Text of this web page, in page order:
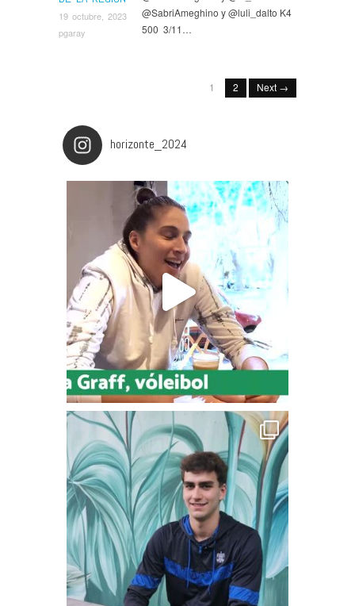
19 octubre, 2023
pgaray
@SabriAmeghino y @luli_dalto K4
500 3/11…
1 2 Next →
horizonte_2024